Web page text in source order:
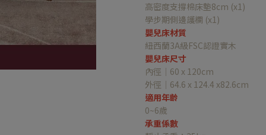
高密度支撐棉床墊8cm (x1)
學步期側邊護欄 (x1)
嬰兒床材質
紐西蘭3A級FSC認證實木
嬰兒床尺寸
內徑｜60 x 120cm
外徑｜64.6 x 124.4 x82.6cm
適用年齡
0~6歲
承重係數